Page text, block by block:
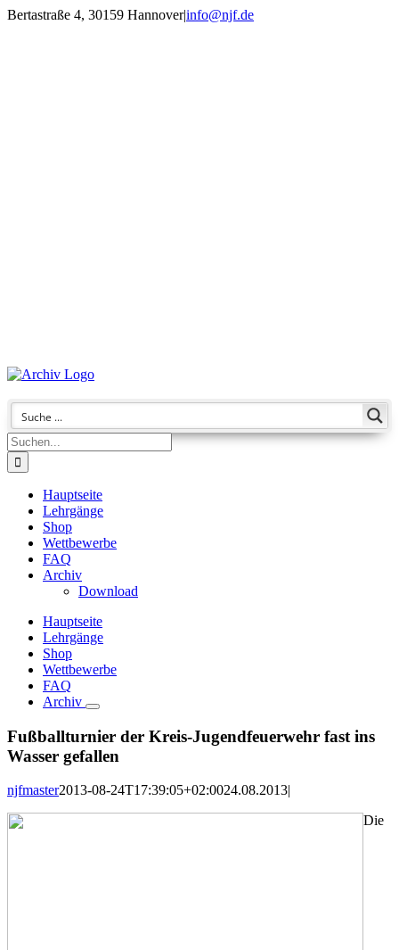
Zum
Bertastraße 4, 30159 Hannover|info@njf.de
Suche
nach:
Hauptseite
Lehrgänge
Shop
Wettbewerbe
FAQ
Archiv
Download
Hauptseite
Lehrgänge
Shop
Wettbewerbe
FAQ
Archiv
Fußballturnier der Kreis-Jugendfeuerwehr fast ins
Wasser gefallen
njfmaster2013-08-24T17:39:05+02:0024.08.2013|
Die